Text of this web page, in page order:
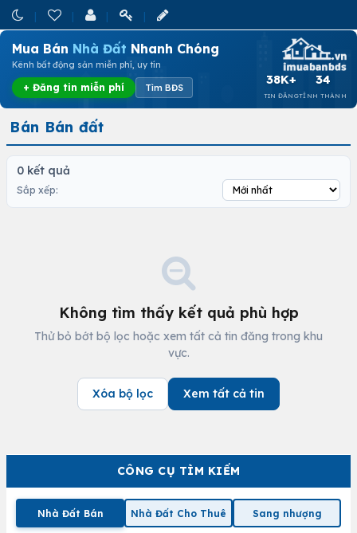
Mua Bán Nhà Đất Nhanh Chóng
Kênh bất động sản miễn phí, uy tín
+ Đăng tin miễn phí Tìm BĐS
38K+
TIN ĐĂNG
34
TỈNH THÀNH
CÔNG CỤ TÌM KIẾM
Nhà Đất Bán Nhà Đất Cho Thuê Sang nhượng
Bán Bán đất
0 kết quả
Sắp xếp:
Không tìm thấy kết quả phù hợp
Thử bỏ bớt bộ lọc hoặc xem tất cả tin đăng trong khu
vực.
Xóa bộ lọc Xem tất cả tin